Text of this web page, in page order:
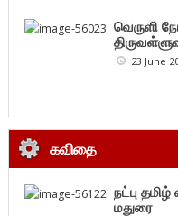
வெருளி
23 June
கவிதை
நட்பு
மதுரை